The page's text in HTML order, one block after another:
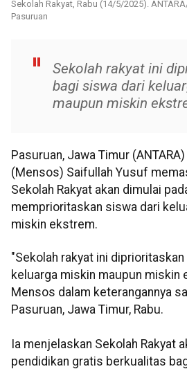
Sekolah Rakyat, Rabu (14/5/2025).
Pasuruan
Sekolah rakyat ini
bagi siswa dari
maupun miskin
Pasuruan, Jawa Timur
(Mensos) Saifullah Yusuf
Sekolah Rakyat akan dimulai
memprioritaskan siswa dari
miskin ekstrem.
"Sekolah rakyat ini
keluarga miskin maupun miskin
Mensos dalam keterangannya
Pasuruan, Jawa Timur, Rabu.
Ia menjelaskan Sekolah Rakyat
pendidikan gratis berkualitas